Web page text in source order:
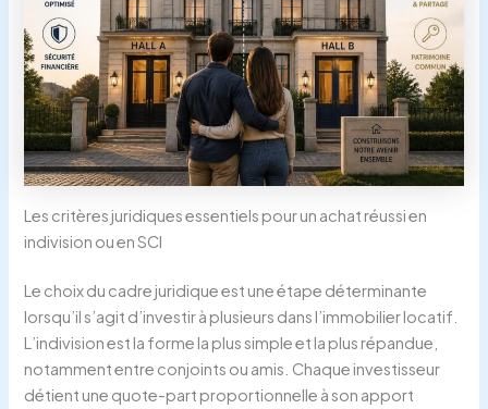
Les critères juridiques essentiels pour un achat réussi en
indivision ou en SCI
Le choix du cadre juridique est une étape déterminante
lorsqu’il s’agit d’investir à plusieurs dans l’immobilier locatif.
L’indivision est la forme la plus simple et la plus répandue,
notamment entre conjoints ou amis. Chaque investisseur
détient une quote-part proportionnelle à son apport